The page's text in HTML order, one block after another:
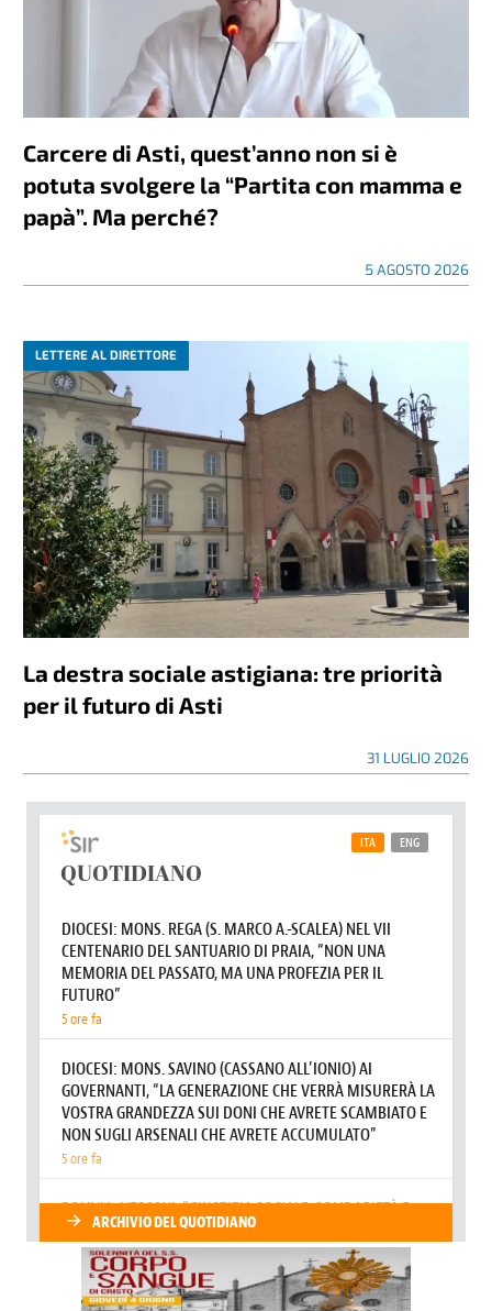
Carcere di Asti, quest’anno non si è
potuta svolgere la “Partita con mamma e
papà”. Ma perché?
5 AGOSTO 2026
LETTERE AL DIRETTORE
La destra sociale astigiana: tre priorità
per il futuro di Asti
31 LUGLIO 2026